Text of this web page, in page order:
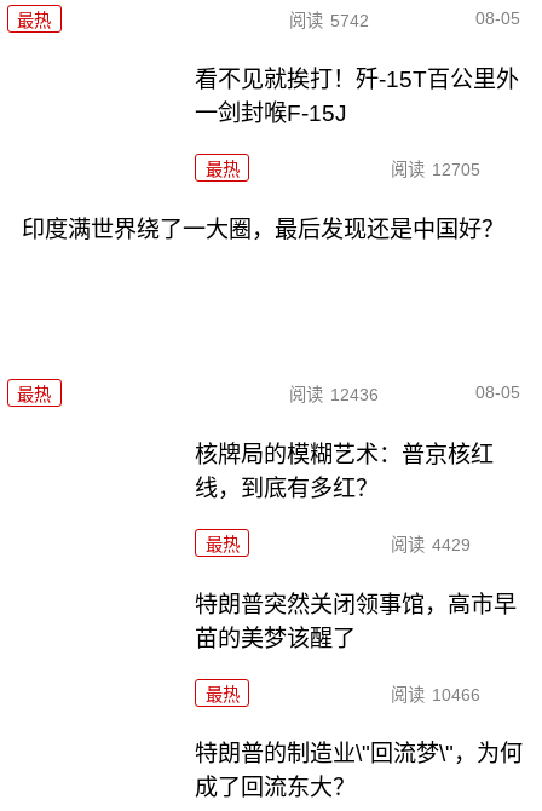
最热 阅读 5742 08-05
看不见就挨打！歼-15T百公里外
一剑封喉F-15J
最热 阅读 12705
印度满世界绕了一大圈，最后发现还是中国好？
最热 阅读 12436 08-05
核牌局的模糊艺术：普京核红
线，到底有多红？
最热 阅读 4429
特朗普突然关闭领事馆，高市早
苗的美梦该醒了
最热 阅读 10466
特朗普的制造业\"回流梦\"，为何
成了回流东大？